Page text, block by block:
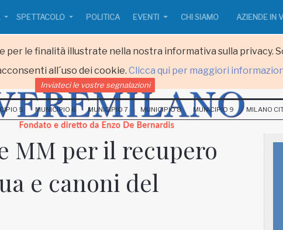
le finalità illustrate nella nostra informativa sulla privacy.
all´uso dei cookie. Clicca qui per maggiori
SPETTACOLO POLITICA EVENTI CHI SIAMO AZIENDE IN
Inviateci le vostre segnalazioni
5 MUNICIPIO 6 MUNICIPIO 7 MUNICIPIO 8 MUNICIPIO 9 MILANO
MM per il recupero
e canoni del